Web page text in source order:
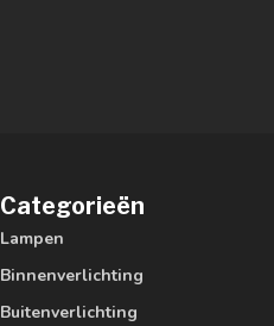
Categorieën
Lampen
Binnenverlichting
Buitenverlichting